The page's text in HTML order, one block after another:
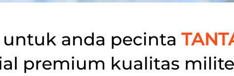
anda pecinta
premium kualitas